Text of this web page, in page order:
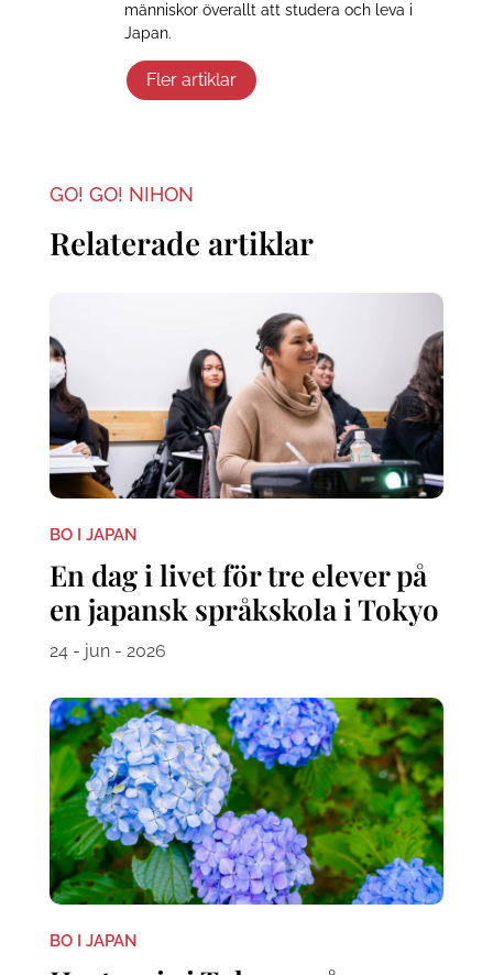
människor överallt att studera och leva i
Japan.
Fler artiklar
GO! GO! NIHON
Relaterade artiklar
BO I JAPAN
En dag i livet för tre elever på
en japansk språkskola i Tokyo
24 - jun - 2026
BO I JAPAN